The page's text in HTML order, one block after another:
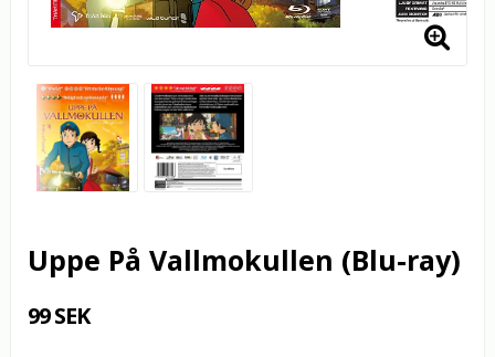
Uppe På Vallmokullen (Blu-ray)
99 SEK